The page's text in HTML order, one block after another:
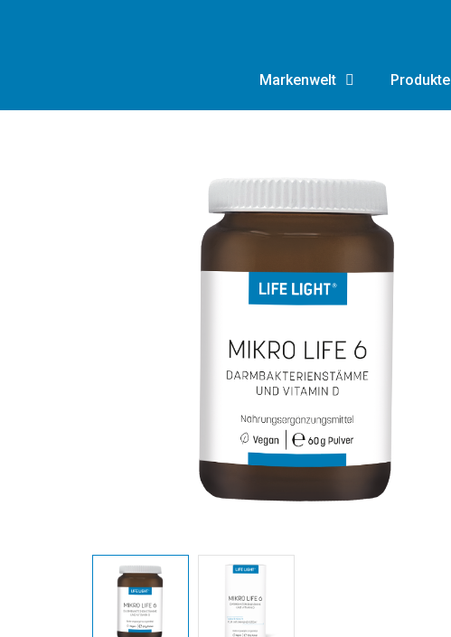
Markenwelt Produkte